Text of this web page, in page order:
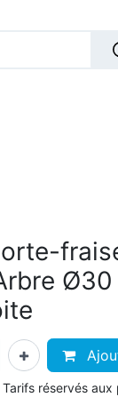
Ø30
Tarifs réservés aux